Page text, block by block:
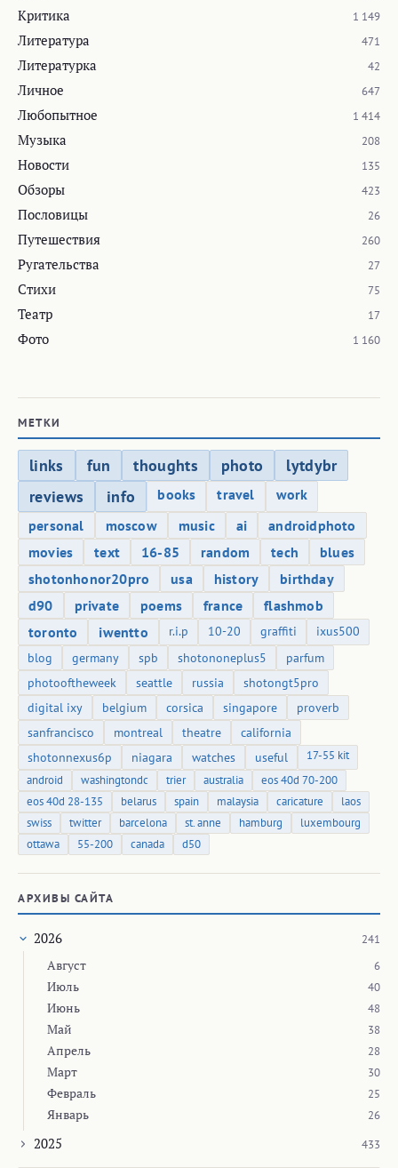
Критика 1 149
Литература 471
Литературка 42
Личное 647
Любопытное 1 414
Музыка 208
Новости 135
Обзоры 423
Пословицы 26
Путешествия 260
Ругательства 27
Стихи 75
Театр 17
Фото 1 160
МЕТКИ
links fun thoughts photo
lytdybr
reviews
info books travel
work
personal
moscow music ai
androidphoto
movies
text 16-85 random tech
blues
shotonhonor20pro
usa history
birthday
d90
private poems france
flashmob
toronto
iwentto r.i.p 10-20 graffiti
ixus500
blog
germany spb shotononeplus5
parfum
photooftheweek
seattle russia
shotongt5pro
digital ixy
belgium corsica singapore
proverb
sanfrancisco
montreal theatre
california
shotonnexus6p
niagara watches useful
17-55 kit
android
washingtondc trier australia
eos 40d 70-200
eos 40d 28-135
belarus spain malaysia caricature
laos
swiss
twitter barcelona st. anne hamburg
luxembourg
ottawa
55-200 canada d50
АРХИВЫ САЙТА
2026 241
Август 6
Июль 40
Июнь 48
Май 38
Апрель 28
Март 30
Февраль 25
Январь 26
2025 433